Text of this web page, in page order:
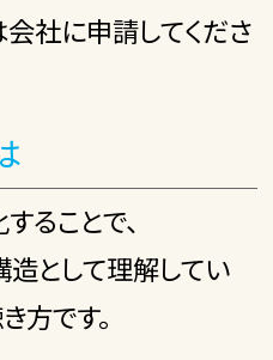
社に申請してくださ
ることで、
として理解してい
方です。